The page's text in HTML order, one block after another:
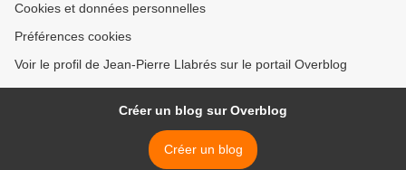
Cookies et données personnelles
Préférences cookies
Voir le profil de Jean-Pierre Llabrés sur le portail Overblog
Créer un blog sur Overblog
Créer un blog